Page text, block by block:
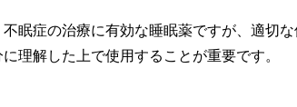
不眠症の治療に有効な睡眠薬ですが、適切
理解した上で使用することが重要です。